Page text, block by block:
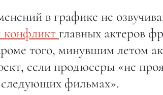
в графике не
конфликт главных актеров
того, минувшим летом
если продюсеры «не
фильмах».